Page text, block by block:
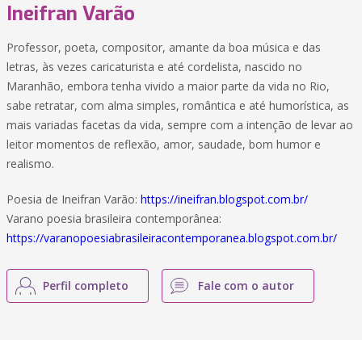
Ineifran Varão
Professor, poeta, compositor, amante da boa música e das
letras, às vezes caricaturista e até cordelista, nascido no
Maranhão, embora tenha vivido a maior parte da vida no Rio,
sabe retratar, com alma simples, romântica e até humorística, as
mais variadas facetas da vida, sempre com a intenção de levar ao
leitor momentos de reflexão, amor, saudade, bom humor e
realismo.
Poesia de Ineifran Varão: https://ineifran.blogspot.com.br/
Varano poesia brasileira contemporânea:
https://varanopoesiabrasileiracontemporanea.blogspot.com.br/
Perfil completo Fale com o autor